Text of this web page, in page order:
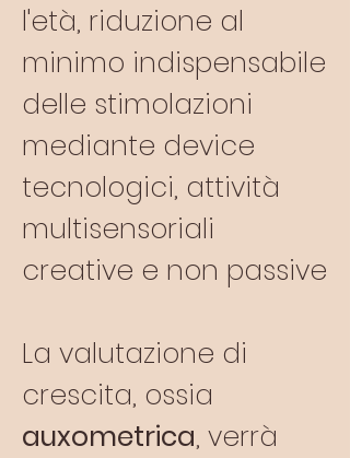
l'età, riduzione al
minimo indispensabile
delle stimolazioni
mediante device
tecnologici, attività
multisensoriali
creative e non passive
La valutazione di
crescita, ossia
auxometrica, verrà